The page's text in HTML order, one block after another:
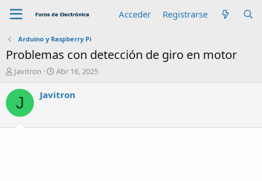
Acceder Registrarse
Arduino y Raspberry Pi
Problemas con detección de giro en motor
A
t
r
Javitron
F
c
Abr 16, 2025
J Javitron